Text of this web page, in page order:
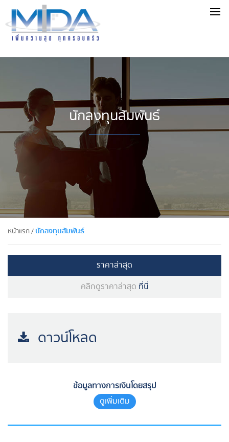
นักลงทุนสัมพันธ์
หน้าแรก/ นักลงทุนสัมพันธ์
ราคาล่าสุด
คลิกดูราคาล่าสุด ที่นี่
ดาวน์โหลด
ข้อมูลทางการเงินโดยสรุป
ดูเพิ่มเติม